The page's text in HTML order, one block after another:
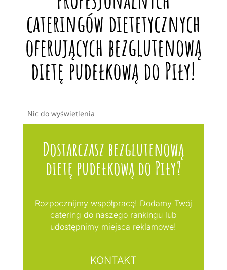
cateringów dietetycznych
oferujących bezglutenową
dietę pudełkową do Piły!
Nic do wyświetlenia
Dostarczasz bezglutenową
dietę pudełkową do Piły?
Rozpocznijmy współpracę! Dodamy Twój
catering do naszego rankingu lub
udostępnimy miejsca reklamowe!
KONTAKT